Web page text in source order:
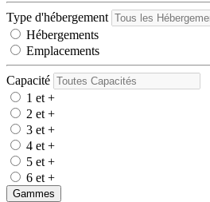
Type d'hébergement
Hébergements
Emplacements
Capacité
1 et +
2 et +
3 et +
4 et +
5 et +
6 et +
Gammes